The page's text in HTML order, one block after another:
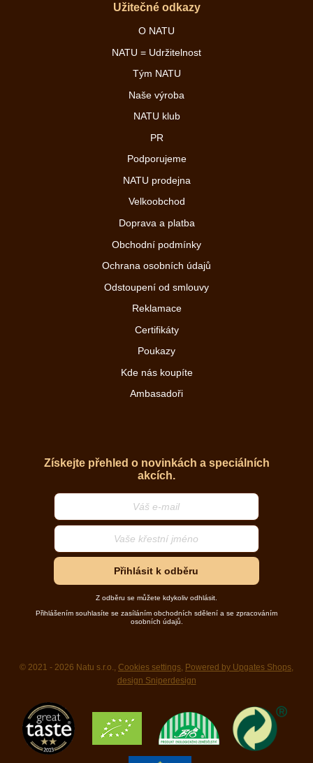
Užitečné odkazy
O NATU
NATU = Udržitelnost
Tým NATU
Naše výroba
NATU klub
PR
Podporujeme
NATU prodejna
Velkoobchod
Doprava a platba
Obchodní podmínky
Ochrana osobních údajů
Odstoupení od smlouvy
Reklamace
Certifikáty
Poukazy
Kde nás koupíte
Ambasadoři
Získejte přehled o novinkách a speciálních
akcích.
Přihlásit k odběru
Z odběru se můžete kdykoliv odhlásit.
Přihlášením souhlasíte se zasíláním obchodních sdělení a se zpracováním
osobních údajů.
© 2021 - 2026 Natu s.r.o., Cookies settings, Powered by Upgates Shops,
design Sniperdesign